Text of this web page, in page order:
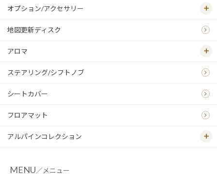
オプション/アクセサリー
地図更新ディスク
アロマ
ステアリング/シフトノブ
シートカバー
フロアマット
アルパインコレクション
MENU／メニュー